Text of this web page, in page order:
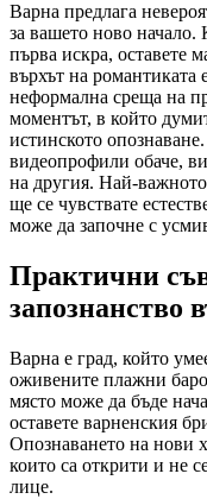
Варна предлага
за вашето ново начало.
първа искра, оставете
върхът на романтиката
неформална среща на
моментът, в който
истинското
видеопрофили обаче,
на другия. Най-важното
ще се чувствате
може да започне с
Практични
запознанство
Варна е град, който
оживените плажни
място може да бъде
оставете варненския
Опознаването на нови
които са открити и не
лице.